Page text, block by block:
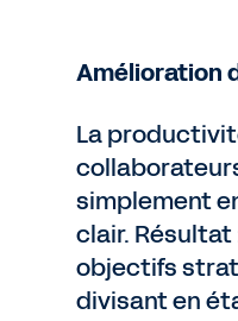
Amélioration
La
simplement
clair.
objectifs
divisant en